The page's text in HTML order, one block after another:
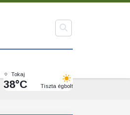
Tokaj
38°C Tiszta égbolt